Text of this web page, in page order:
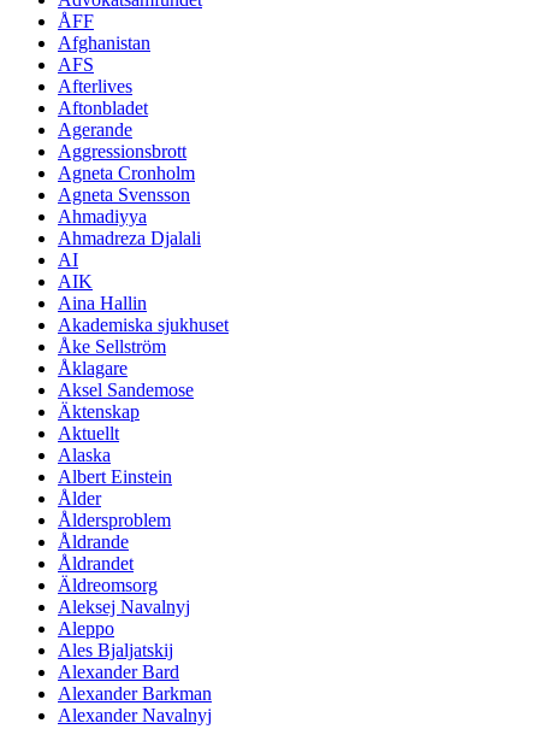
ÅFF
Afghanistan
AFS
Afterlives
Aftonbladet
Agerande
Aggressionsbrott
Agneta Cronholm
Agneta Svensson
Ahmadiyya
Ahmadreza Djalali
AI
AIK
Aina Hallin
Akademiska sjukhuset
Åke Sellström
Åklagare
Aksel Sandemose
Äktenskap
Aktuellt
Alaska
Albert Einstein
Ålder
Åldersproblem
Åldrande
Åldrandet
Äldreomsorg
Aleksej Navalnyj
Aleppo
Ales Bjaljatskij
Alexander Bard
Alexander Barkman
Alexander Navalnyj